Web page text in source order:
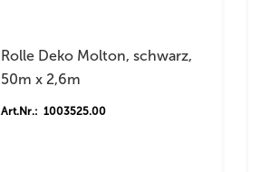
Rolle Deko Molton, schwarz,
50m x 2,6m
Art.Nr.: 1003525.00